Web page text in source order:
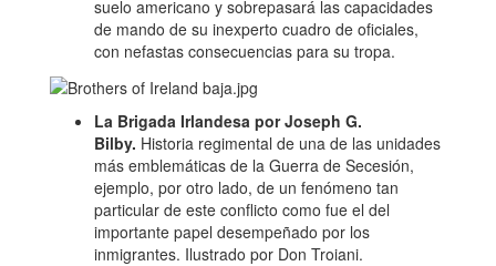
suelo americano y sobrepasará las capacidades
de mando de su inexperto cuadro de oficiales,
con nefastas consecuencias para su tropa.
La Brigada Irlandesa por Joseph G.
Bilby. Historia regimental de una de las unidades
más emblemáticas de la Guerra de Secesión,
ejemplo, por otro lado, de un fenómeno tan
particular de este conflicto como fue el del
importante papel desempeñado por los
inmigrantes. Ilustrado por Don Troiani.